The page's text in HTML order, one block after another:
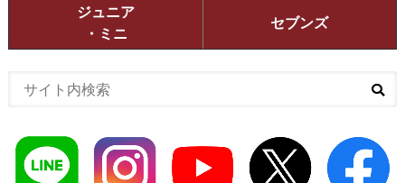
ジュニア
・ミニ
セブンズ